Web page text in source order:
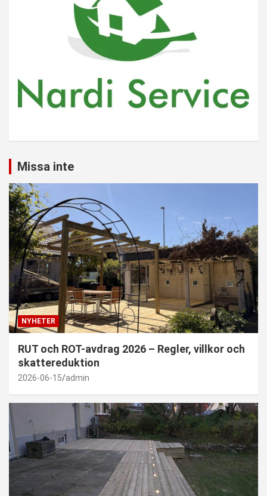
Missa inte
NYHETER
RUT och ROT-avdrag 2026 – Regler, villkor och
skattereduktion
2026-06-15 admin